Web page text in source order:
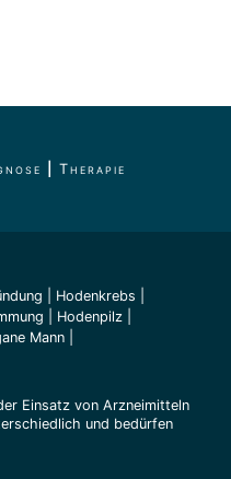
|Therapie
Hodenkrebs
Hodenpilz
Mann
Einsatz von Arzneimitteln
und bedürfen